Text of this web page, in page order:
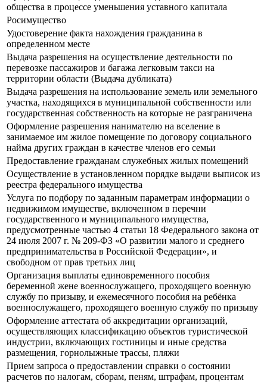
общества в процессе уменьшения уставного капитала
Росимущество
Удостоверение факта нахождения гражданина в
определенном месте
Выдача разрешения на осуществление деятельности по
перевозке пассажиров и багажа легковым такси на
территории области (Выдача дубликата)
Выдача разрешения на использование земель или земельного
участка, находящихся в муниципальной собственности или
государственная собственность на которые не разграничена
Оформление разрешения нанимателю на вселение в
занимаемое им жилое помещение по договору социального
найма других граждан в качестве членов его семьи
Предоставление гражданам служебных жилых помещений
Осуществление в установленном порядке выдачи выписок из
реестра федерального имущества
Услуга по подбору по заданным параметрам информации о
недвижимом имуществе, включенном в перечни
государственного и муниципального имущества,
предусмотренные частью 4 статьи 18 Федерального закона от
24 июля 2007 г. № 209-ФЗ «О развитии малого и среднего
предпринимательства в Российской Федерации», и
свободном от прав третьих лиц
Организация выплаты единовременного пособия
беременной жене военнослужащего, проходящего военную
службу по призыву, и ежемесячного пособия на ребёнка
военнослужащего, проходящего военную службу по призыву
Оформление аттестата об аккредитации организаций,
осуществляющих классификацию объектов туристической
индустрии, включающих гостиницы и иные средства
размещения, горнолыжные трассы, пляжи
Прием запроса о предоставлении справки о состоянии
расчетов по налогам, сборам, пеням, штрафам, процентам